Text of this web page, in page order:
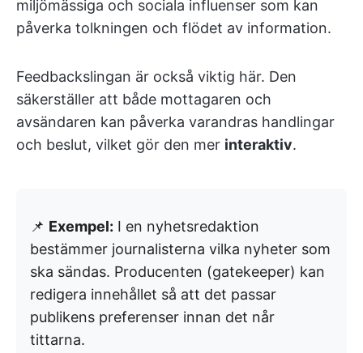
miljömässiga och sociala influenser som kan
påverka tolkningen och flödet av information.
Feedbackslingan är också viktig här. Den
säkerställer att både mottagaren och
avsändaren kan påverka varandras handlingar
och beslut, vilket gör den mer interaktiv.
📌 Exempel: I en nyhetsredaktion
bestämmer journalisterna vilka nyheter som
ska sändas. Producenten (gatekeeper) kan
redigera innehållet så att det passar
publikens preferenser innan det når
tittarna.